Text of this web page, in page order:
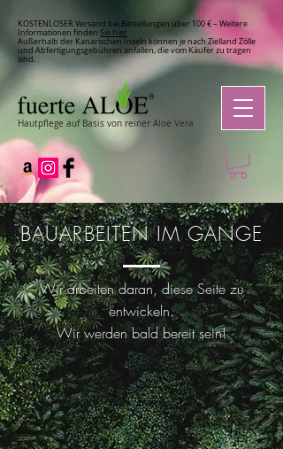
Hautpflege auf Basis von reiner Aloe Vera
KOSTENLOSER Versand bei Bestellungen über 100 € – Weitere
Informationen finden Sie hier
Außerhalb der Kanarischen Inseln können je nach Zielland Zölle
und Abfertigungsgebühren anfallen, die vom Käufer zu tragen
sind.
BAUARBEITEN IM GANGE
Wir arbeiten daran, diese Seite zu
entwickeln.
Wir werden bald bereit sein!